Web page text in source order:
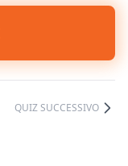
QUIZ SUCCESSIVO